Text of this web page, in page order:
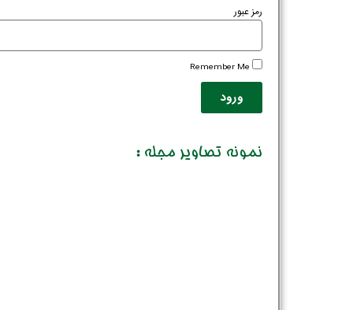
رمز عبور
Remember Me
ورود
نمونه تصاویر مجله :